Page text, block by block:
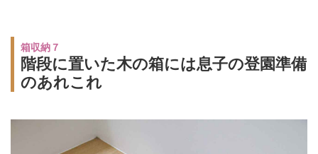
箱収納７
階段に置いた木の箱には息子の登園準備
のあれこれ